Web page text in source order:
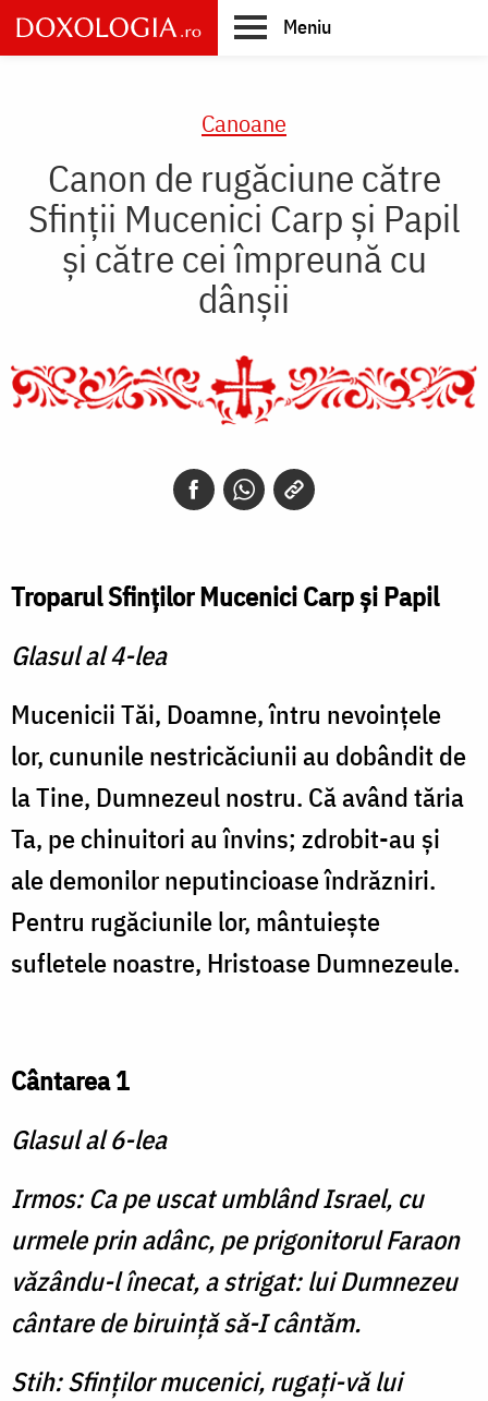
Skip
to
main
Meniu
Canoane
Canon de rugăciune către
Sfinţii Mucenici Carp şi Papil
şi către cei împreună cu
dânşii
Troparul Sfinţilor Mucenici Carp şi Papil
Glasul al 4-lea
Mucenicii Tăi, Doamne, întru nevoinţele
lor, cununile nestricăciunii au dobândit de
la Tine, Dumnezeul nostru. Că având tăria
Ta, pe chinuitori au învins; zdrobit-au şi
ale demonilor neputincioase îndrăzniri.
Pentru rugăciunile lor, mântuieşte
sufletele noastre, Hristoase Dumnezeule.
Cântarea 1
Glasul al 6-lea
Irmos: Ca pe uscat umblând Is­rael, cu
urmele prin adânc, pe prigonitorul Faraon
văzându-l înecat, a strigat: lui Dumnezeu
cântare de biruinţă să-I cântăm.
Stih: Sfinţilor mucenici, rugaţi-vă lui